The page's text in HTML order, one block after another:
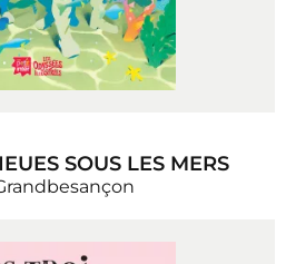
SOUS LES MERS